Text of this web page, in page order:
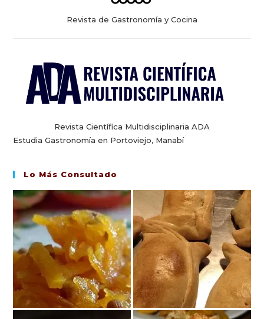
Revista de Gastronomía y Cocina
Revista Científica Multidisciplinaria ADA
Estudia Gastronomía en Portoviejo, Manabí
Lo Más Consultado